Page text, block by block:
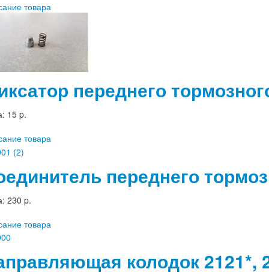
товара
переднего
15 p.
товара
переднего
230 p.
товара
колодок 2121*,